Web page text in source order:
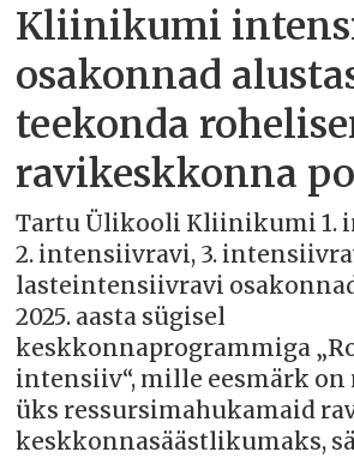
Kliinikumi
osakonnad
teekonda
ravikeskkonna
Tartu Ülikooli Kliinikumi 1.
2. intensiivravi, 3.
lasteintensiivravi
2025. aasta sügisel
keskkonnaprogrammiga
intensiiv“, mille eesmärk on
üks ressursimahukamaid
keskkonnasäästlikumaks,